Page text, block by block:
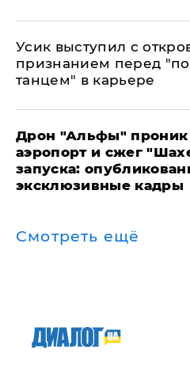
Усик выступил с
признанием перед
танцем" в карьере
Дрон "Альфы" проник
аэропорт и сжег
запуска:
эксклюзивные кадры
Смотреть ещё